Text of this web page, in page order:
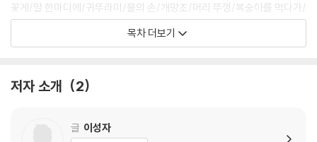
꽃게/말 한마디에/귀뚜라미/물의 손/개망초/머리 뚜껑/복숭아를 먹다가/
거미의 인사/배추흰나비/거울 앞에서/아빠의 봄이 오면/발바닥/신호등
독감/엄마 고구마/눈칫밥/시끄러운 크레파스/쥐었다가 놓았다가/소리
목차 더보기
저자 소개 2
글 이성자